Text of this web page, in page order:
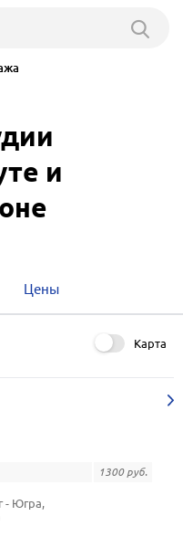
и
Цены
Карта
1300 руб.
- Югра,